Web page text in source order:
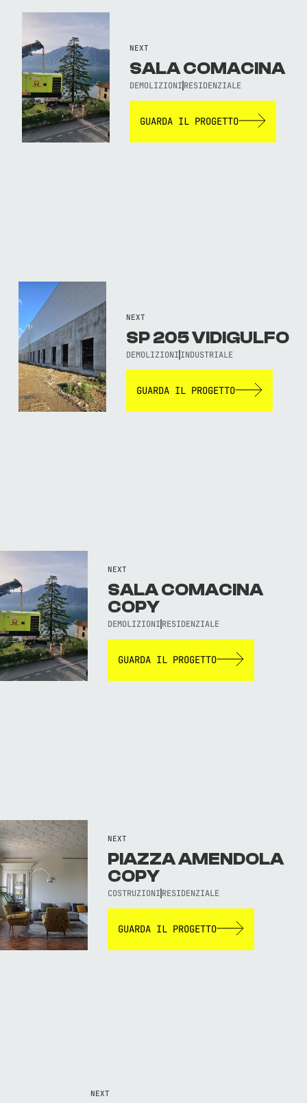
NEXT
SALA COMACINA
DEMOLIZIONI RESIDENZIALE
GUARDA IL PROGETTO
NEXT
SP 205 VIDIGULFO
DEMOLIZIONI INDUSTRIALE
GUARDA IL PROGETTO
NEXT
SALA COMACINA
COPY
DEMOLIZIONI RESIDENZIALE
GUARDA IL PROGETTO
NEXT
PIAZZA AMENDOLA
COPY
COSTRUZIONI RESIDENZIALE
GUARDA IL PROGETTO
NEXT